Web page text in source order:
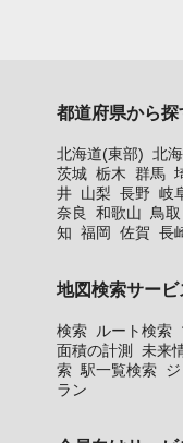
都道府県から探
北海道(東部) 北
茨城 栃木 群馬
井 山梨 長野 岐
奈良
和歌山 鳥取
知 福岡 佐賀 長
地図検索サービ
検索 ルート検索
面積の計測 未来
索 駅一覧検索
ラン